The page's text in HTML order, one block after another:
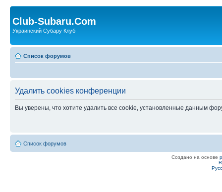
Club-Subaru.Com
Украинский Субару Клуб
Список форумов
Удалить cookies конференции
Вы уверены, что хотите удалить все cookie, установленные данным
Список форумов
Создано на основе